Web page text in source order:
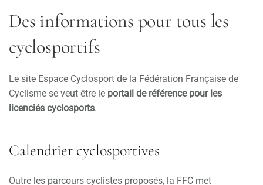
Des informations pour tous les
cyclosportifs
Le site Espace Cyclosport de la Fédération Française de
Cyclisme se veut être le portail de référence pour les
licenciés cyclosports.
Calendrier cyclosportives
Outre les parcours cyclistes proposés, la FFC met